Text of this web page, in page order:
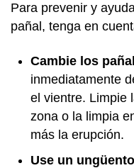
Para prevenir y
pañal, tenga en
Cambie los
inmediatamente
el vientre. Limpie
zona o la limpia
más la erupción.
Use un